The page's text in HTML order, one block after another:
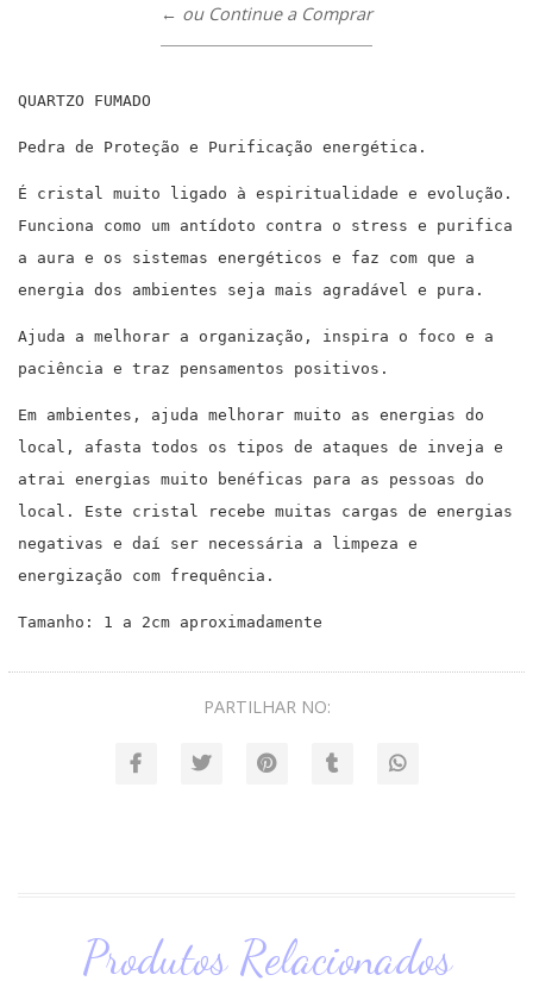
← ou Continue a Comprar
QUARTZO FUMADO
Pedra de Proteção e Purificação energética.
É cristal muito ligado à espiritualidade e evolução.
Funciona como um antídoto contra o stress e purifica
a aura e os sistemas energéticos e faz com que a
energia dos ambientes seja mais agradável e pura.
Ajuda a melhorar a organização, inspira o foco e a
paciência e traz pensamentos positivos.
Em ambientes, ajuda melhorar muito as energias do
local, afasta todos os tipos de ataques de inveja e
atrai energias muito benéficas para as pessoas do
local. Este cristal recebe muitas cargas de energias
negativas e daí ser necessária a limpeza e
energização com frequência.
Tamanho: 1 a 2cm aproximadamente
PARTILHAR NO:
Produtos Relacionados